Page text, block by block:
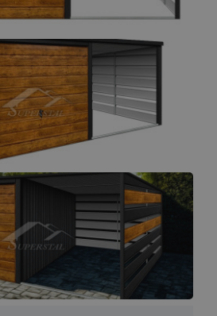
Besorolatlan